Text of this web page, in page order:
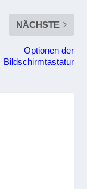
NÄCHSTE
Optionen der
Bildschirmtastatur